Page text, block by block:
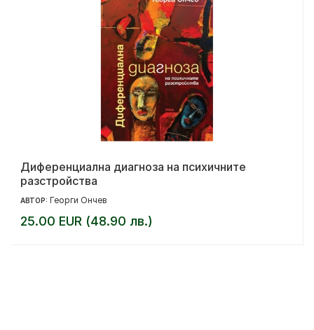
Диференциална диагноза на психичните
разстройства
АВТОР: Георги Ончев
25.00 EUR (48.90 лв.)